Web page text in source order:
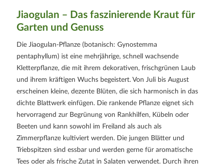
Jiaogulan – Das faszinierende Kraut für
Garten und Genuss
Die Jiaogulan-Pflanze (botanisch: Gynostemma
pentaphyllum) ist eine mehrjährige, schnell wachsende
Kletterpflanze, die mit ihrem dekorativen, frischgrünen Laub
und ihrem kräftigen Wuchs begeistert. Von Juli bis August
erscheinen kleine, dezente Blüten, die sich harmonisch in das
dichte Blattwerk einfügen. Die rankende Pflanze eignet sich
hervorragend zur Begrünung von Rankhilfen, Kübeln oder
Beeten und kann sowohl im Freiland als auch als
Zimmerpflanze kultiviert werden. Die jungen Blätter und
Triebspitzen sind essbar und werden gerne für aromatische
Tees oder als frische Zutat in Salaten verwendet. Durch ihren